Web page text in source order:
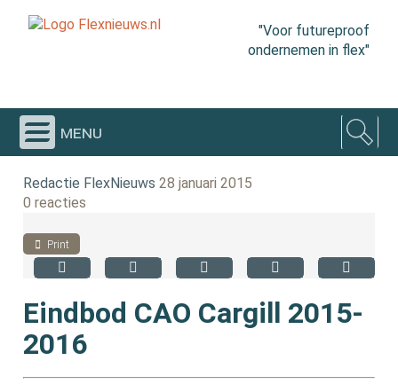
"Voor futureproof
ondernemen in flex"
menu
Redactie FlexNieuws 28 januari 2015
0 reacties
Print
Eindbod CAO Cargill 2015-
2016